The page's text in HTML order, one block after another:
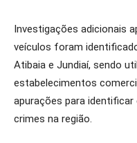
Investigações adicionais
veículos foram
Atibaia e Jundiaí, sendo
estabelecimentos
apurações para
crimes na região.